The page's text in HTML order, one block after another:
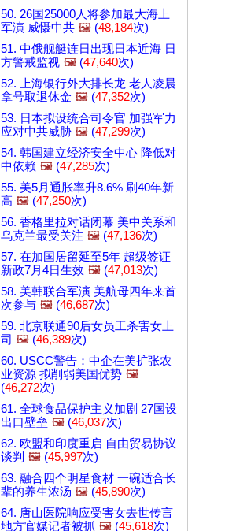
50. 26国25000人将参加最大海上
军演 威慑中共 🖼️ (48,184次)
51. 中俄舰艇连日出现日本近海 日
方警戒监视 🖼️ (47,640次)
52. 上海银行外大排长龙 老人凌晨
拿号取退休金 🖼️ (47,352次)
53. 日本拟设统合司令官 加强军力
应对中共威胁 🖼️ (47,299次)
54. 韩国建立经济安全中心 降低对
中依赖 🖼️ (47,285次)
55. 美5月通胀率升8.6% 刷40年新
高 🖼️ (47,250次)
56. 香格里拉对话闭幕 美中关系和
乌克兰最受关注 🖼️ (47,136次)
57. 在加国居留延至5年 超级签证
新政7月4日生效 🖼️ (47,013次)
58. 美韩联合军演 美航母四年来首
次参与 🖼️ (46,687次)
59. 北京联通90后女员工杀害女上
司 🖼️ (46,389次)
60. USCC警告：中企在美扩张农
业资源 拟削弱美国优势 🖼️
(46,272次)
61. 全球食品保护主义加剧 27国设
出口壁垒 🖼️ (46,037次)
62. 欧盟和印度重启 自由贸易协议
谈判 🖼️ (45,997次)
63. 融合四个明星食材 一碗适合长
辈的养生浓汤 🖼️ (45,890次)
64. 唐山医院响应受害女去世传言
地方官媒记者被抓 🖼️ (45,618次)